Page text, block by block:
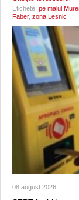
Etichete: pe malul
Faber, zona Lesnic
08 august 2026